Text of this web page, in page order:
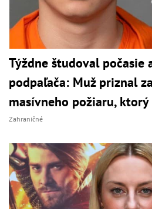
Týždne študoval počasie
podpaľača: Muž priznal
masívneho požiaru,
Zahraničné